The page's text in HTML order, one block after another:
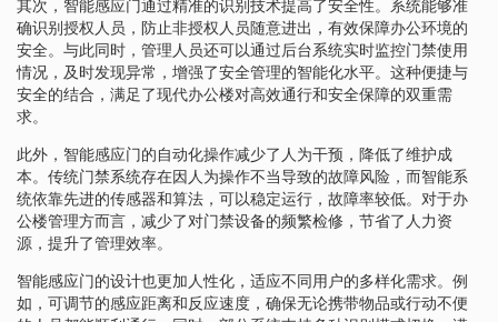
其次，智能感应门通过精准的识别技术提高了安全性。系统能够准
确识别授权人员，防止非授权人员随意进出，有效保障办公环境的
安全。与此同时，管理人员还可以通过后台系统实时监控门禁使用
情况，及时发现异常，增强了安全管理的智能化水平。这种便捷与
安全的结合，满足了现代办公楼对高效通行和安全保障的双重需
求。
此外，智能感应门的自动化操作减少了人为干预，降低了维护成
本。传统门禁系统存在因人为操作不当导致的故障风险，而智能系
统依靠先进的传感器和算法，可以稳定运行，故障率较低。对于办
公楼管理方而言，减少了对门禁设备的频繁检修，节省了人力资
源，提升了管理效率。
智能感应门的设计也更加人性化，适应不同用户的多样化需求。例
如，可调节的感应距离和反应速度，确保无论携带物品或行动不便